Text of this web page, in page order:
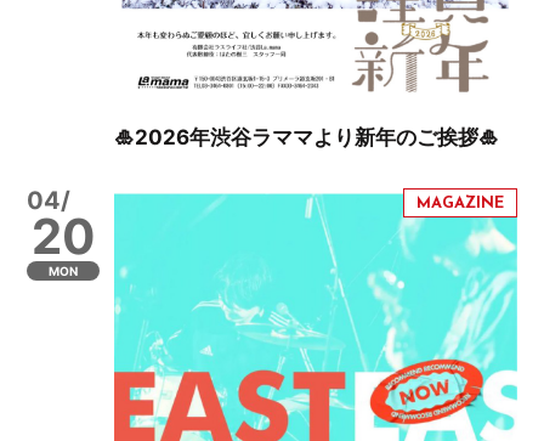
🎍2026年渋谷ラママより新年のご挨拶🎍
04/
20
MON